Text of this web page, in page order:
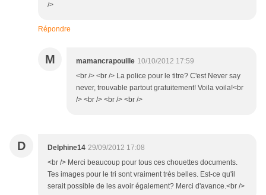
/>
Répondre
M mamancrapouille 10/10/2012 17:59
<br /> <br /> La police pour le titre? C'est Never say
never, trouvable partout gratuitement! Voila voila!<br
/> <br /> <br /> <br />
D Delphine14 29/09/2012 17:08
<br /> Merci beaucoup pour tous ces chouettes documents.
Tes images pour le tri sont vraiment très belles. Est-ce qu'il
serait possible de les avoir également? Merci d'avance.<br />